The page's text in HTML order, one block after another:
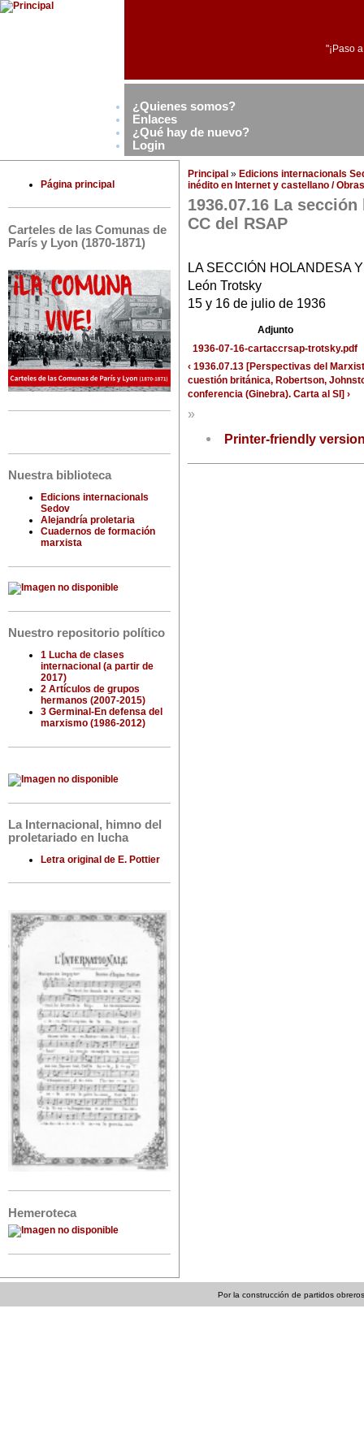
"¡Paso
¿Quienes somos?
Enlaces
¿Qué hay de nuevo?
Login
Página principal
Carteles de las Comunas de
París y Lyon (1870-1871)
Nuestra biblioteca
Edicions internacionals
Sedov
Alejandría proletaria
Cuadernos de formación
marxista
Nuestro repositorio político
1 Lucha de clases
internacional (a partir de
2017)
2 Artículos de grupos
hermanos (2007-2015)
3 Germinal-En defensa del
marxismo (1986-2012)
La Internacional, himno del
proletariado en lucha
Letra original de E. Pottier
Hemeroteca
Principal » Edicions internacionals
inédito en Internet y castellano /
1936.07.16 La
CC del RSAP
LA SECCIÓN HOLANDESA
León Trotsky
15 y 16 de julio de 1936
Adjunto
1936-07-16-cartaccrsap-trotsky.pdf
‹ 1936.07.13 [Perspectivas del
cuestión británica, Robertson,
conferencia (Ginebra). Carta al SI] ›
»
Printer-friendly
Por la construcción de partidos